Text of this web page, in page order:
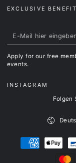
EXCLUSIVE
E-
Mail
hier
Apply for our free
events.
INSTAGRAM
Folgen